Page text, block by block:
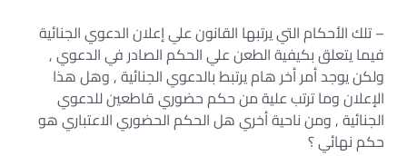
– تلك الأحكام التي يرتبها القانون علي إعلان الدعوي الجنائية
فيما يتعلق بكيفية الطعن علي الحكم الصادر في الدعوي ,
ولكن يوجد أمر أخر هام يرتبط بالدعوي الجنائية , وهل هذا
الإعلان وما ترتب علية من حكم حضوري قاطعين للدعوي
الجنائية , ومن ناحية أخري هل الحكم الحضوري الاعتباري هو
حكم نهائي ؟